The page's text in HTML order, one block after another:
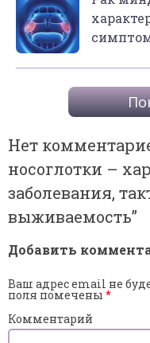
Нет
носоглотки –
заболевания,
выживаемость”
Добавить
Ваш адрес email не
поля помечены *
Комментарий